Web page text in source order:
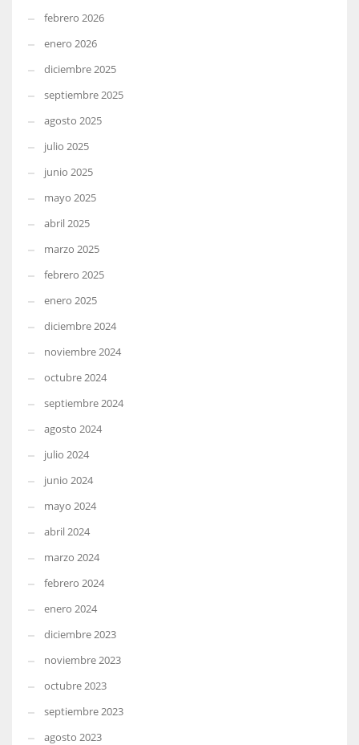
febrero 2026
enero 2026
diciembre 2025
septiembre 2025
agosto 2025
julio 2025
junio 2025
mayo 2025
abril 2025
marzo 2025
febrero 2025
enero 2025
diciembre 2024
noviembre 2024
octubre 2024
septiembre 2024
agosto 2024
julio 2024
junio 2024
mayo 2024
abril 2024
marzo 2024
febrero 2024
enero 2024
diciembre 2023
noviembre 2023
octubre 2023
septiembre 2023
agosto 2023